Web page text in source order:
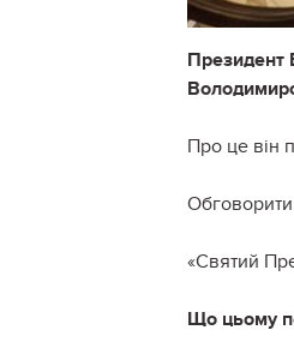
Президент
Про це він
«Святий
Що цьому